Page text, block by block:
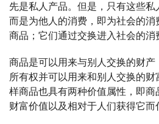
先是私人产品。但是，只有这些私
而是为他人的消费，即为社会的
商品；它们通过交换进入社会的消
商品是可以用来与别人交换的财
所有权并可以用来和别人交换的
样商品也具有两种价值属性，即
财富价值以及相对于人们获得它而